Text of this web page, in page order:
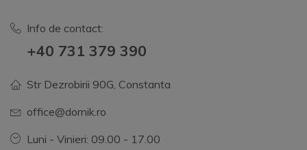
Info de contact:
+40 731 379 390
Str Dezrobirii 90G, Constanta
office@dornik.ro
Luni - Vinieri: 09.00 - 17.00